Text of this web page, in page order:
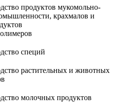
продуктов мукомольно-
крахмалов и
специй
растительных и животных
молочных продуктов